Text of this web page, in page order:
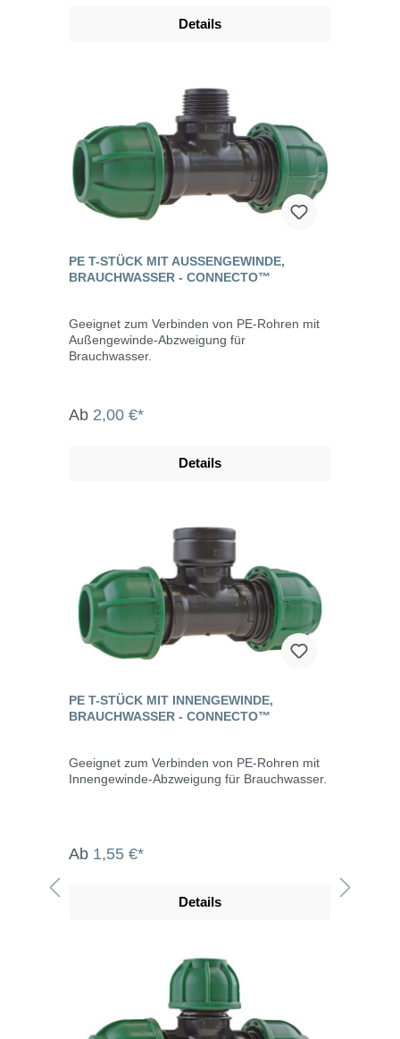
Details
PE T-STÜCK MIT AUSSENGEWINDE, B
RAUCHWASSER - CONNECTO™
Geeignet zum Verbinden von PE-Rohren mit
Außengewinde-Abzweigung für
Brauchwasser.
Ab 2,00 €*
Details
PE T-STÜCK MIT INNENGEWINDE,
BRAUCHWASSER - CONNECTO™
Geeignet zum Verbinden von PE-Rohren mit
Innengewinde-Abzweigung für Brauchwasser.
Ab 1,55 €*
Details